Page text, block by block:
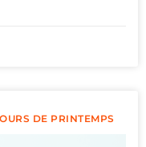
DE PRINTEMPS